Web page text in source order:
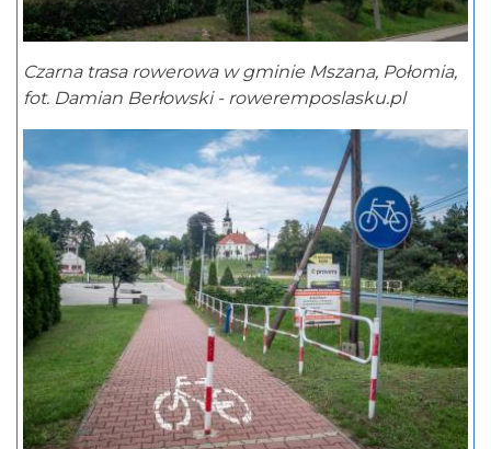
Czarna trasa rowerowa w gminie Mszana, Połomia,
fot. Damian Berłowski - roweremposlasku.pl